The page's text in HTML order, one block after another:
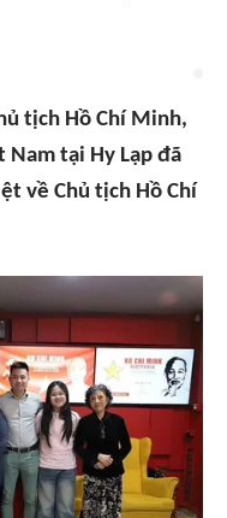
tịch Hồ Chí Minh,
tại Hy Lạp đã
về Chủ tịch Hồ Chí